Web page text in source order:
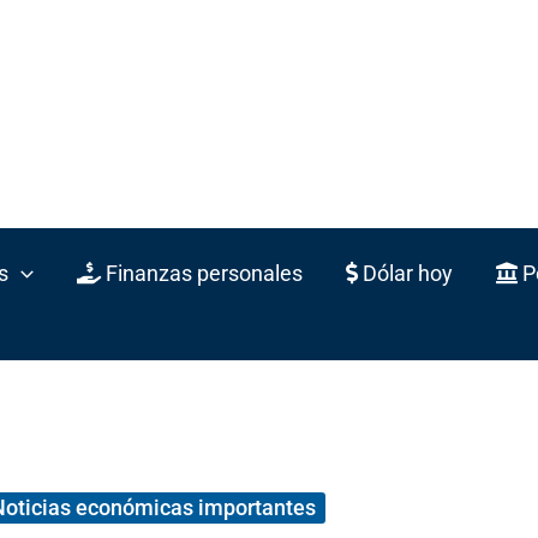
Finanzas personales Dólar hoy
económicas importantes